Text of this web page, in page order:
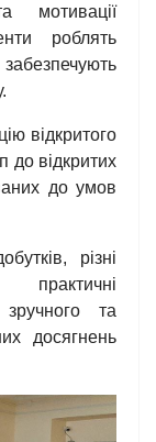
мотивації
роблять
відкритого
до відкритих
до умов
різні
практичні
та
досягнень